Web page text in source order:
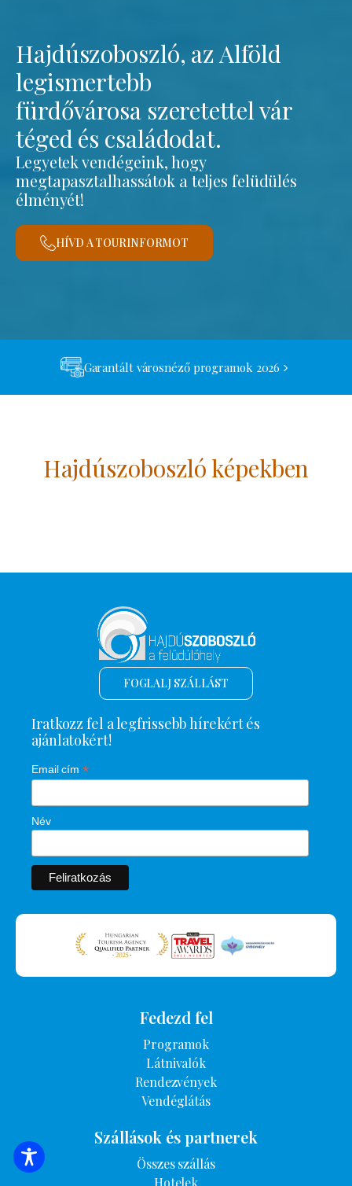
Hajdúszoboszló, az Alföld
legismertebb
fürdővárosa szeretettel vár
téged és családodat.
Legyetek vendégeink, hogy
megtapasztalhassátok a teljes felüdülés
élményét!
HÍVD A TOURINFORMOT
Garantált városnéző programok 2026
Hajdúszoboszló képekben
SZÁLLÁSOK KERESÉSE
FOGLALJ SZÁLLÁST
Iratkozz fel a legfrissebb hírekért és
ajánlatokért!
Email cím *
Név
Fedezd fel
Programok
Látnivalók
Rendezvények
Vendéglátás
Szállások és partnerek
Összes szállás